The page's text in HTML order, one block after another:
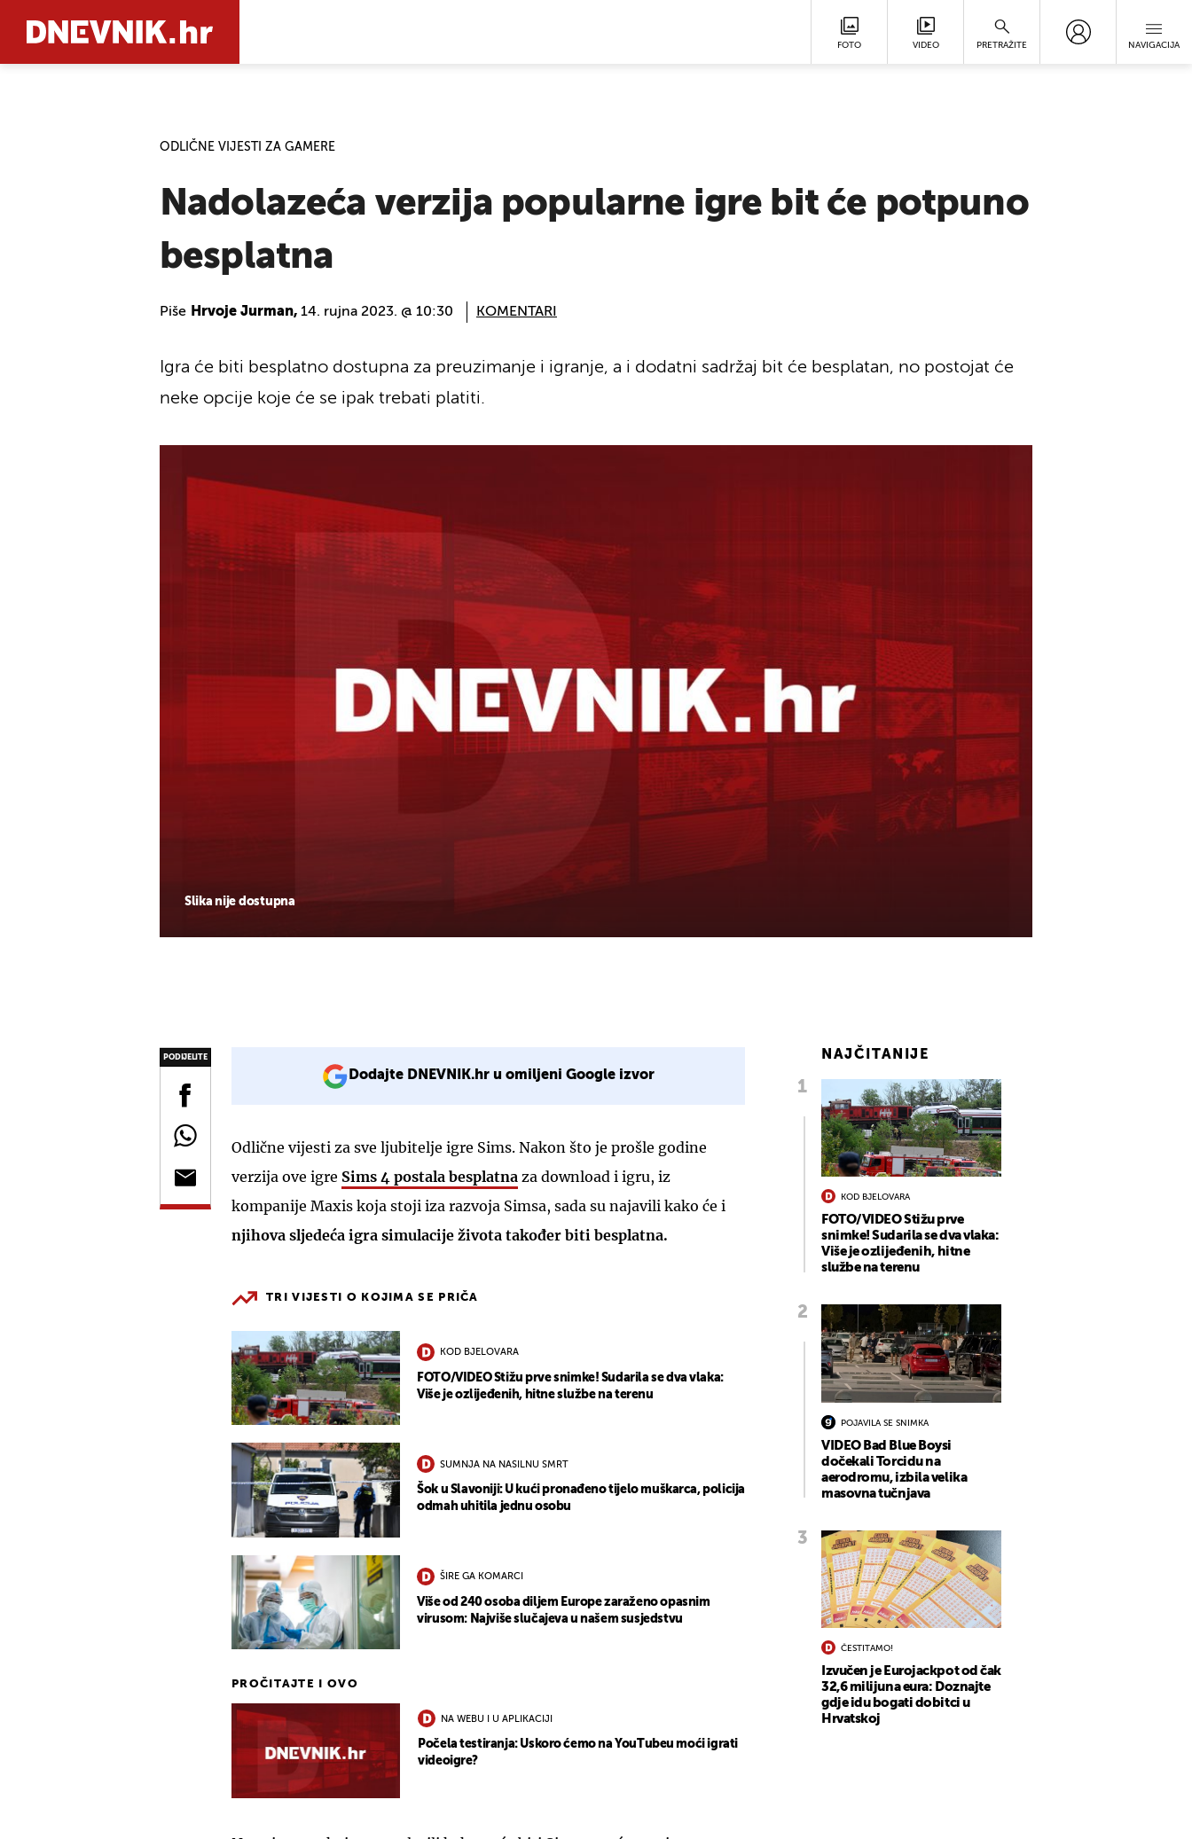
FOTO VIDEO PRETRAŽITE NAVIGACIJA
ODLIČNE VIJESTI ZA GAMERE
Nadolazeća verzija popularne igre bit će potpuno
besplatna
Piše Hrvoje Jurman, 14. rujna 2023. @ 10:30 KOMENTARI
Slika nije dostupna
Igra će biti besplatno dostupna za preuzimanje i igranje, a i dodatni sadržaj bit će besplatan, no postojat će
neke opcije koje će se ipak trebati platiti.
PODIJELITE
Dodajte DNEVNIK.hr u omiljeni Google izvor
Odlične vijesti za sve ljubitelje igre Sims. Nakon što je prošle godine
verzija ove igre Sims 4 postala besplatna za download i igru, iz
kompanije Maxis koja stoji iza razvoja Simsa, sada su najavili kako će i
njihova sljedeća igra simulacije života također biti besplatna.
TRI VIJESTI O KOJIMA SE PRIČA
KOD BJELOVARA
FOTO/VIDEO Stižu prve snimke! Sudarila se dva vlaka:
Više je ozlijeđenih, hitne službe na terenu
SUMNJA NA NASILNU SMRT
Šok u Slavoniji: U kući pronađeno tijelo muškarca, policija
odmah uhitila jednu osobu
ŠIRE GA KOMARCI
Više od 240 osoba diljem Europe zaraženo opasnim
virusom: Najviše slučajeva u našem susjedstvu
PROČITAJTE I OVO
NA WEBU I U APLIKACIJI
Počela testiranja: Uskoro ćemo na YouTubeu moći igrati
videoigre?
NAJČITANIJE
KOD BJELOVARA
FOTO/VIDEO Stižu prve
snimke! Sudarila se dva vlaka:
Više je ozlijeđenih, hitne
službe na terenu
POJAVILA SE SNIMKA
VIDEO Bad Blue Boysi
dočekali Torcidu na
aerodromu, izbila velika
masovna tučnjava
ČESTITAMO!
Izvučen je Eurojackpot od čak
32,6 milijuna eura: Doznajte
gdje idu bogati dobitci u
Hrvatskoj